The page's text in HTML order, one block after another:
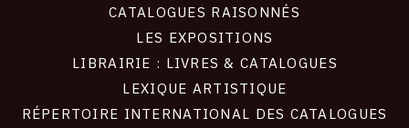
CATALOGUES RAISONNÉS
LES EXPOSITIONS
LIBRAIRIE : LIVRES & CATALOGUES
LEXIQUE ARTISTIQUE
RÉPERTOIRE INTERNATIONAL DES CATALOGUES